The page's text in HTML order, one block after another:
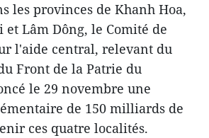
les provinces de Khanh Hoa,
et Lâm Dông, le Comité de
l'aide central, relevant du
Front de la Patrie du
le 29 novembre une
de 150 milliards de
ces quatre localités.